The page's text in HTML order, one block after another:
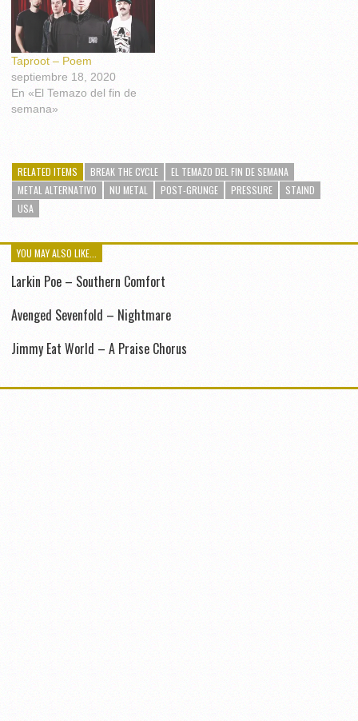
Taproot – Poem
septiembre 18, 2020
En «El Temazo del fin de
semana»
RELATED ITEMS BREAK THE CYCLE
EL TEMAZO DEL FIN DE SEMANA
METAL ALTERNATIVO
NU METAL POST-GRUNGE PRESSURE
STAIND
USA
YOU MAY ALSO LIKE...
Larkin Poe – Southern Comfort
Avenged Sevenfold – Nightmare
Jimmy Eat World – A Praise Chorus